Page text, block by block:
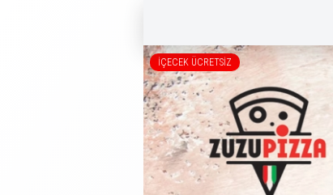
İÇECEK ÜCRETSİZ